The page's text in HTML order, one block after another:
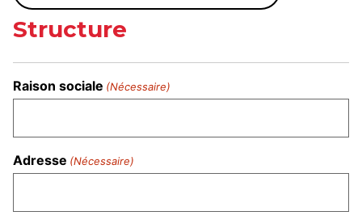
Structure
Raison sociale (Nécessaire)
Adresse (Nécessaire)